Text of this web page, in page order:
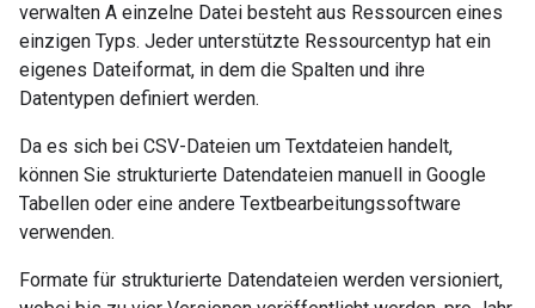
verwalten A einzelne Datei besteht aus Ressourcen eines
einzigen Typs. Jeder unterstützte Ressourcentyp hat ein
eigenes Dateiformat, in dem die Spalten und ihre
Datentypen definiert werden.
Da es sich bei CSV-Dateien um Textdateien handelt,
können Sie strukturierte Datendateien manuell in Google
Tabellen oder eine andere Textbearbeitungssoftware
verwenden.
Formate für strukturierte Datendateien werden versioniert,